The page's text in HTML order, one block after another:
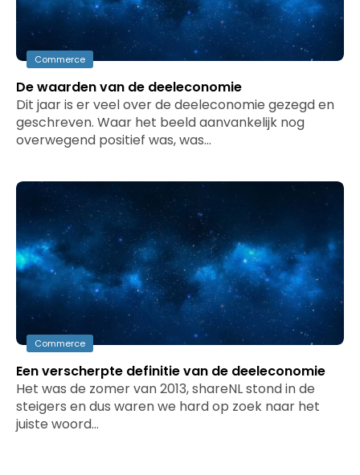
Commerce
De waarden van de deeleconomie
Dit jaar is er veel over de deeleconomie gezegd en
geschreven. Waar het beeld aanvankelijk nog
overwegend positief was, was…
Commerce
Een verscherpte definitie van de deeleconomie
Het was de zomer van 2013, shareNL stond in de
steigers en dus waren we hard op zoek naar het
juiste woord…